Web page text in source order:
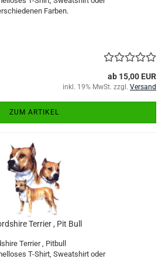
Farben.
ab 15,00 EUR
inkl. 19% MwSt. zzgl. Versand
ZUM ARTIKEL
Terrier , Pit Bull
Terrier , Pitbull
T-Shirt, Sweatshirt oder